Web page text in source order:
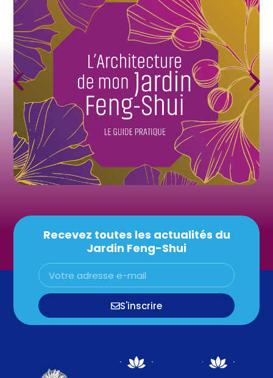
Recevez toutes les actualités du
Jardin Feng-Shui
S'inscrire